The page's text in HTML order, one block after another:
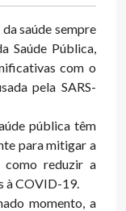
saúde sempre
Saúde Pública,
com o
pela SARS-
pública têm
para mitigar a
como reduzir a
à COVID-19.
momento, a